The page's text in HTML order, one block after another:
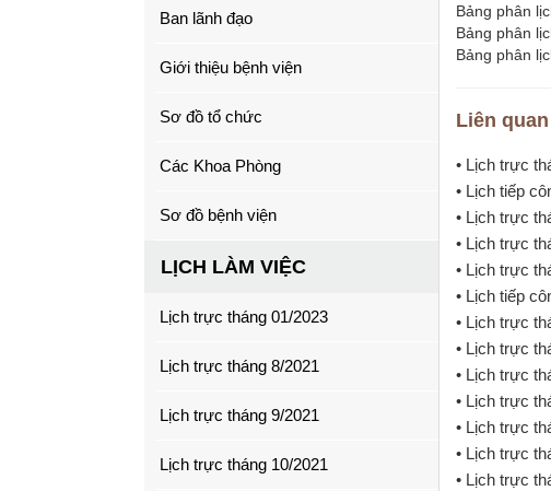
Ban lãnh đạo
Giới thiệu bệnh viện
Sơ đồ tổ chức
Các Khoa Phòng
Sơ đồ bệnh viện
LỊCH LÀM VIỆC
Lịch trực tháng 01/2023
Lịch trực tháng 8/2021
Lịch trực tháng 9/2021
Lịch trực tháng 10/2021
Bảng phân
Bảng phân
Bảng phân
Liên quan
• Lịch trực
• Lịch tiếp
• Lịch trực
• Lịch trực
• Lịch trực
• Lịch tiếp
• Lịch trực
• Lịch trực
• Lịch trực
• Lịch trực
• Lịch trực
• Lịch trực
• Lịch trực